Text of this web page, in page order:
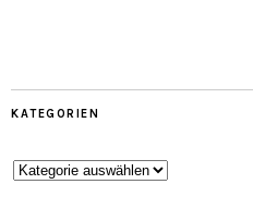
KATEGORIEN
Kategorien